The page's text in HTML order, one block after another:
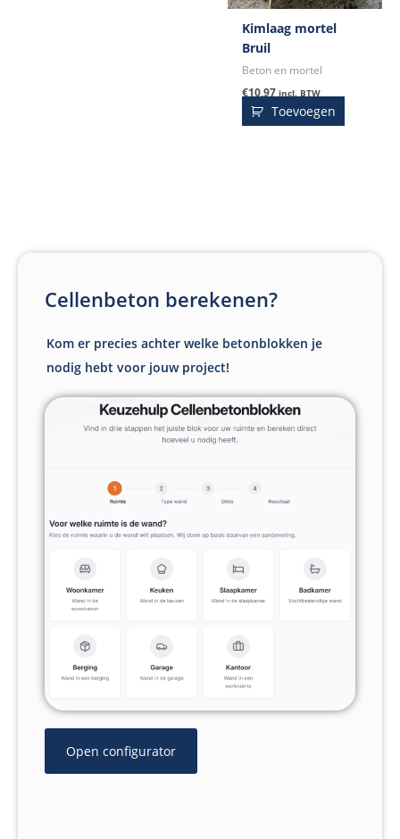
Kimlaag mortel
Bruil
Beton en mortel
€10,97 incl. BTW
Toevoegen
Cellenbeton berekenen?
Kom er precies achter welke betonblokken je
nodig hebt voor jouw project!
Open configurator